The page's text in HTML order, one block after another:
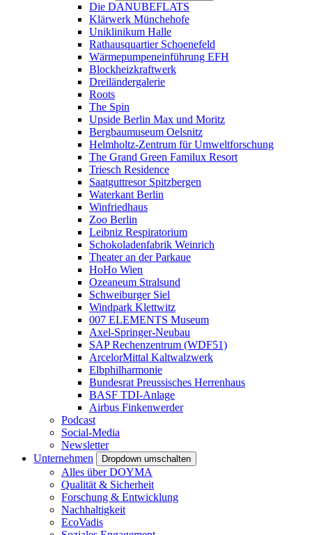
Die DANUBEFLATS
Klärwerk Münchehofe
Uniklinikum Halle
Rathausquartier Schoenefeld
Wärmepumpeneinführung EFH
Blockheizkraftwerk
Dreiländergalerie
Roots
The Spin
Upside Berlin Max und Moritz
Bergbaumuseum Oelsnitz
Helmholtz-Zentrum für Umweltforschung
The Grand Green Familux Resort
Triesch Residence
Saatguttresor Spitzbergen
Waterkant Berlin
Winfriedhaus
Zoo Berlin
Leibniz Respiratorium
Schokoladenfabrik Weinrich
Theater an der Parkaue
HoHo Wien
Ozeaneum Stralsund
Schweiburger Siel
Windpark Klettwitz
007 ELEMENTS Museum
Axel-Springer-Neubau
SAP Rechenzentrum (WDF51)
ArcelorMittal Kaltwalzwerk
Elbphilharmonie
Bundesrat Preussisches Herrenhaus
BASF TDI-Anlage
Airbus Finkenwerder
Podcast
Social-Media
Newsletter
Unternehmen
Dropdown umschalten
Alles über DOYMA
Qualität & Sicherheit
Forschung & Entwicklung
Nachhaltigkeit
EcoVadis